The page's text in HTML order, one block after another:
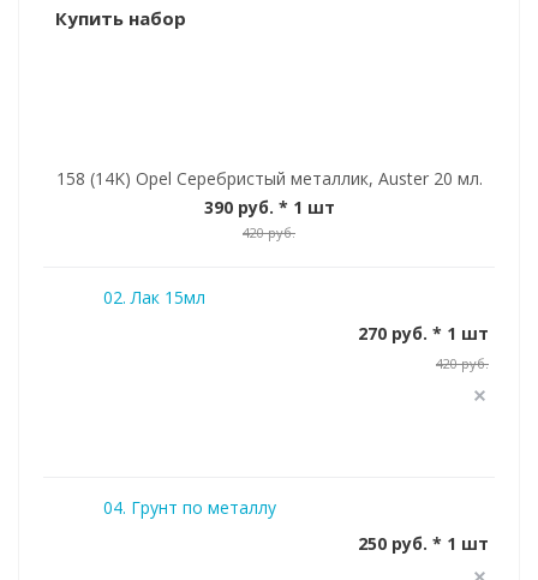
Купить набор
158 (14K) Opel Серебристый металлик, Auster 20 мл.
390 руб. * 1 шт
420 руб.
02. Лак 15мл
270 руб. * 1 шт
420 руб.
04. Грунт по металлу
250 руб. * 1 шт